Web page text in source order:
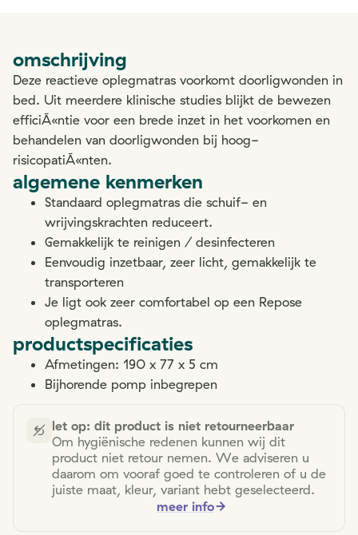
omschrijving
Deze reactieve oplegmatras voorkomt doorligwonden in
bed. Uit meerdere klinische studies blijkt de bewezen
efficiÃ«ntie voor een brede inzet in het voorkomen en
behandelen van doorligwonden bij hoog-
risicopatiÃ«nten.
algemene kenmerken
Standaard oplegmatras die schuif- en
wrijvingskrachten reduceert.
Gemakkelijk te reinigen / desinfecteren
Eenvoudig inzetbaar, zeer licht, gemakkelijk te
transporteren
Je ligt ook zeer comfortabel op een Repose
oplegmatras.
productspecificaties
Afmetingen: 190 x 77 x 5 cm
Bijhorende pomp inbegrepen
let op: dit product is niet retourneerbaar
Om hygiënische redenen kunnen wij dit
product niet retour nemen. We adviseren u
daarom om vooraf goed te controleren of u de
juiste maat, kleur, variant hebt geselecteerd.
meer info